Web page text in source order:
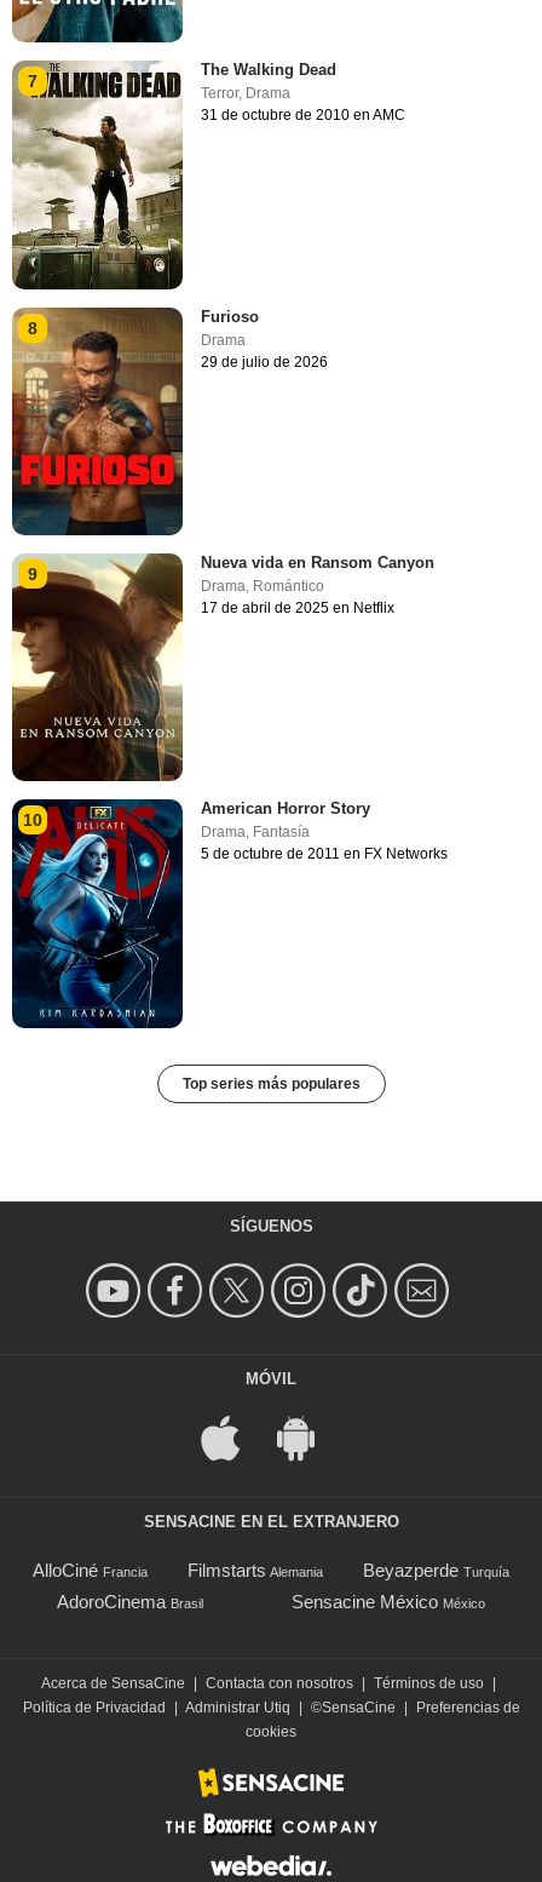
7
The Walking Dead
Terror, Drama
31 de octubre de 2010 en AMC
8
Furioso
Drama
29 de julio de 2026
9
Nueva vida en Ransom Canyon
Drama, Romántico
17 de abril de 2025 en Netflix
10
American Horror Story
Drama, Fantasía
5 de octubre de 2011 en FX Networks
Top series más populares
SÍGUENOS
MÓVIL
SENSACINE EN EL EXTRANJERO
AlloCiné Francia Filmstarts Alemania Beyazperde Turquía
AdoroCinema Brasil Sensacine México México
Acerca de SensaCine | Contacta con nosotros | Términos de uso |
Política de Privacidad
| Administrar Utiq | ©SensaCine |
Preferencias de
cookies